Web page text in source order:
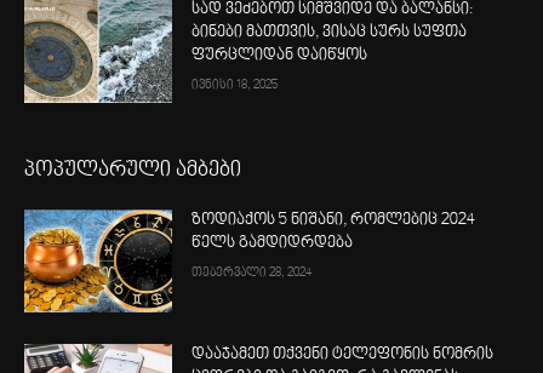
სად ვეძებოთ სიმშვიდე და ბალანსი:
ბინები მათთვის, ვისაც სურს სუფთა
ფურცლიდან დაიწყოს
ივნისი 18, 2025
პოპულარული ამბები
ზოდიაქოს 5 ნიშანი, რომლებიც 2024
წელს გამდიდრდება
თებერვალი 28, 2024
დააჯამეთ თქვენი ტელეფონის ნომრის